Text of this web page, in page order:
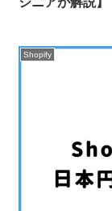
Shopify